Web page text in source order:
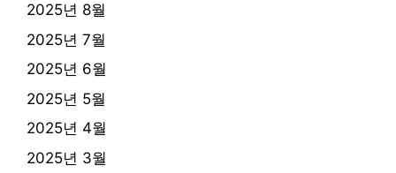
2025년 8월
2025년 7월
2025년 6월
2025년 5월
2025년 4월
2025년 3월